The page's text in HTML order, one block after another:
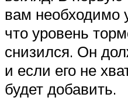
вам необходимо
что уровень
снизился. Он
и если его не
будет добавить.